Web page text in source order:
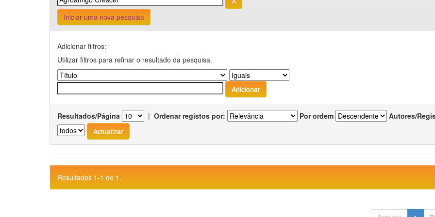
Iniciar uma nova pesquisa
Adicionar filtros:
Utilizar filtros para refinar o resultado da pesquisa.
Resultados/Página | Ordenar registos por: Por ordem Autores/
Resultados 1-1 de 1.